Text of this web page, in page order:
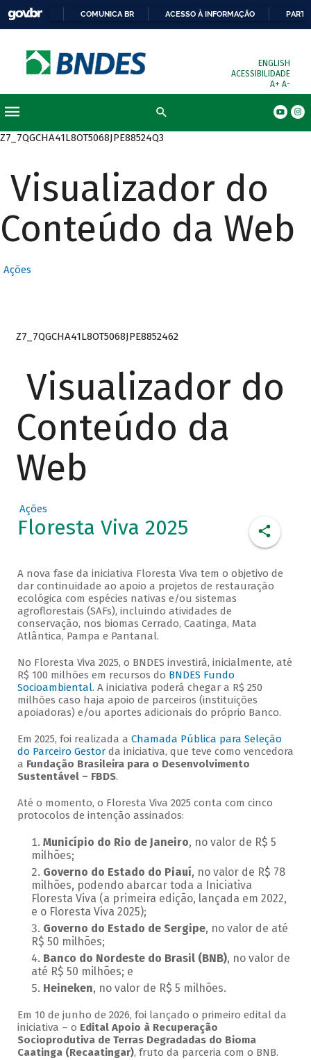
COMUNICA BR ACESSO À INFORMAÇÃO
ENGLISH
ACESSIBILIDADE
A+ A-
Z7_7QGCHA41L8OT5068JPE88524Q3
Visualizador do
Conteúdo da Web
Ações
Z7_7QGCHA41L8OT5068JPE8852462
Visualizador do
Conteúdo da
Web
Ações
Floresta Viva 2025
A nova fase da iniciativa Floresta Viva tem o objetivo de
dar continuidade ao apoio a projetos de restauração
ecológica com espécies nativas e/ou sistemas
agroflorestais (SAFs), incluindo atividades de
conservação, nos biomas Cerrado, Caatinga, Mata
Atlântica, Pampa e Pantanal.
No Floresta Viva 2025, o BNDES investirá, inicialmente, até
R$ 100 milhões em recursos do BNDES Fundo
Socioambiental. A iniciativa poderá chegar a R$ 250
milhões caso haja apoio de parceiros (instituições
apoiadoras) e/ou aportes adicionais do próprio Banco.
Em 2025, foi realizada a Chamada Pública para Seleção
do Parceiro Gestorda iniciativa, que teve como vencedora
a Fundação Brasileira para o Desenvolvimento
Sustentável – FBDS.
Até o momento, o Floresta Viva 2025 conta com cinco
protocolos de intenção assinados:
Município do Rio de Janeiro, no valor de R$ 5
milhões;
Governo do Estado do Piauí, no valor de R$ 78
milhões, podendo abarcar toda a Iniciativa
Floresta Viva (a primeira edição, lançada em 2022,
e o Floresta Viva 2025);
Governo do Estado de Sergipe, no valor de até
R$ 50 milhões;
Banco do Nordeste do Brasil (BNB), no valor de
até R$ 50 milhões; e
Heineken, no valor de R$ 5 milhões.
Em 10 de junho de 2026, foi lançado o primeiro edital da
iniciativa – o Edital Apoio à Recuperação
Socioprodutiva de Terras Degradadas do Bioma
Caatinga (Recaatingar), fruto da parceria com o BNB.